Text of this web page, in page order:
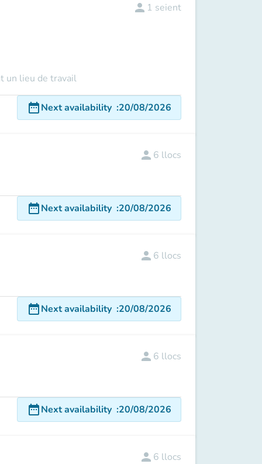
un lieu de travail
person 1 seient
date_rangeNext availability :20/08/2026
person 6 llocs
date_rangeNext availability :20/08/2026
person 6 llocs
date_rangeNext availability :20/08/2026
person 6 llocs
date_rangeNext availability :20/08/2026
person 6 llocs